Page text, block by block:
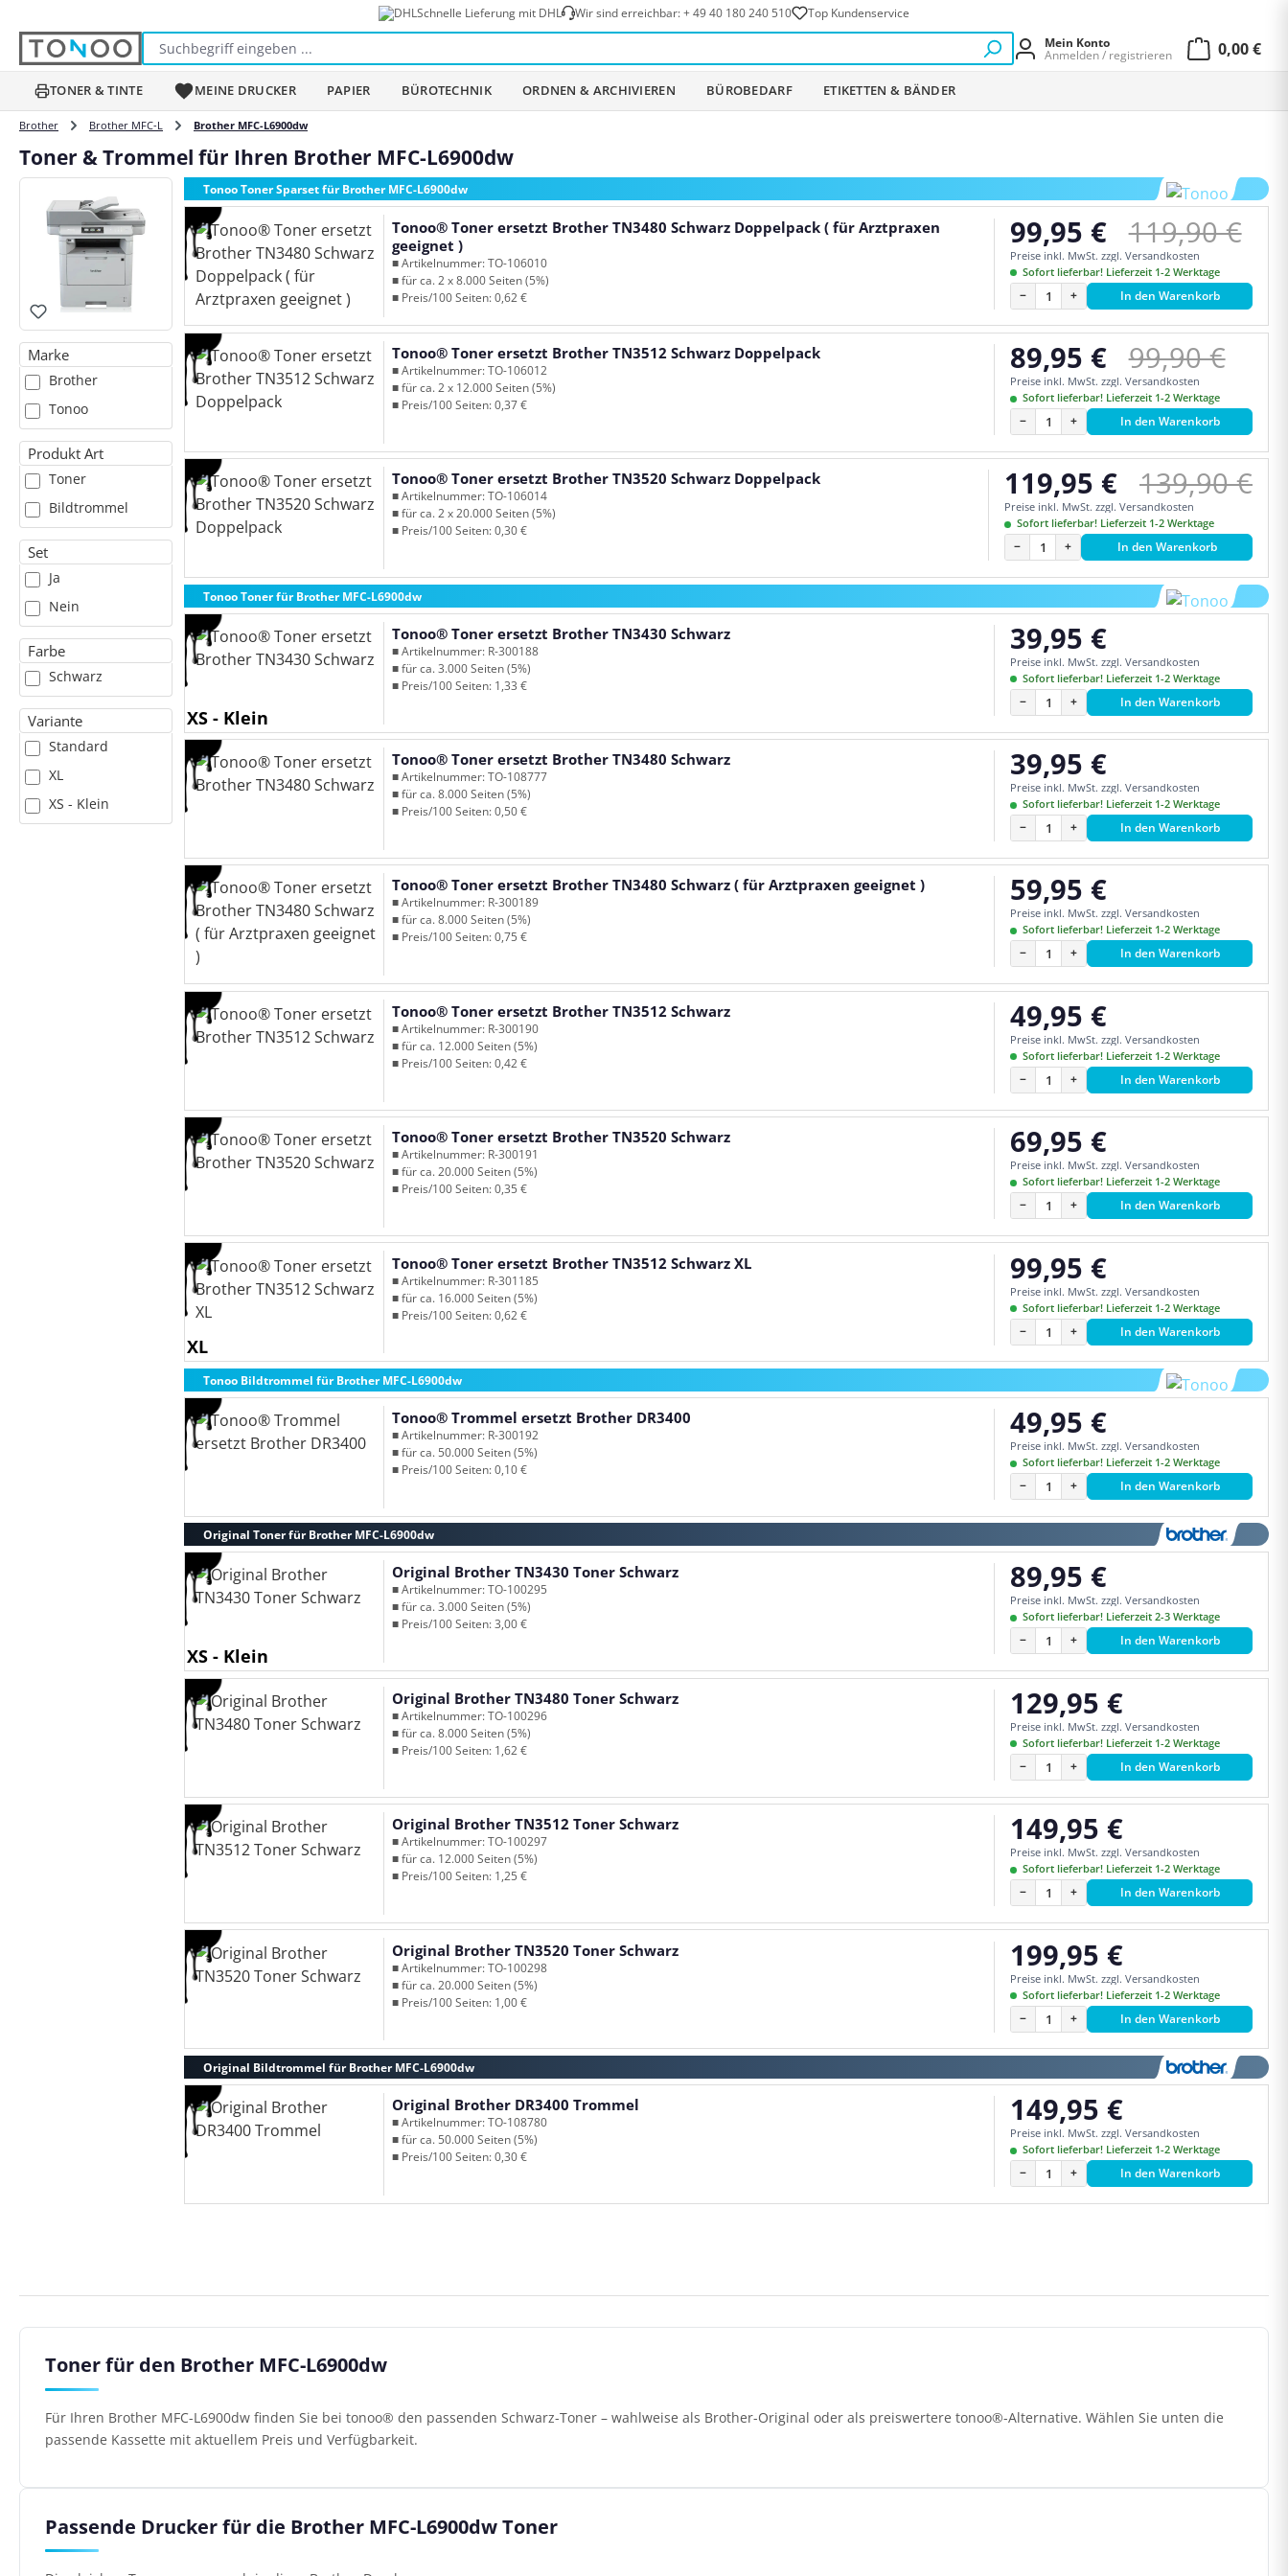
Schnelle Lieferung mit DHL Wir sind erreichbar:+ 49 40 180 240 510 Top Kundenservice
Mein Konto
Anmelden / registrieren
0,00 €
TONER & TINTE MEINE DRUCKER PAPIER BÜROTECHNIK ORDNEN & ARCHIVIEREN BÜROBEDARF ETIKETTEN & BÄNDER
Brother Brother MFC-L Brother MFC-L6900dw
Toner & Trommel für Ihren Brother MFC-L6900dw
Marke
Brother
Tonoo
Produkt Art
Toner
Bildtrommel
Set
Ja
Nein
Farbe
Schwarz
Variante
Standard
XL
XS - Klein
Tonoo Toner Sparset für Brother MFC-L6900dw
Tonoo® Toner ersetzt Brother TN3480 Schwarz Doppelpack ( für Arztpraxen
geeignet )
■ Artikelnummer: TO-106010
■ für ca. 2 x 8.000 Seiten (5%)
■ Preis/100 Seiten: 0,62 €
Verkaufspreis:
99,95 € Regulärer
119,90 €
Preise inkl. MwSt. zzgl. Versandkosten
Sofort lieferbar! Lieferzeit 1-2 Werktage
− + In den Warenkorb
Tonoo® Toner ersetzt Brother TN3512 Schwarz Doppelpack
■ Artikelnummer: TO-106012
■ für ca. 2 x 12.000 Seiten (5%)
■ Preis/100 Seiten: 0,37 €
Verkaufspreis:
89,95 € Regulärer
99,90 €
Preise inkl. MwSt. zzgl. Versandkosten
Sofort lieferbar! Lieferzeit 1-2 Werktage
− + In den Warenkorb
Tonoo® Toner ersetzt Brother TN3520 Schwarz Doppelpack
■ Artikelnummer: TO-106014
■ für ca. 2 x 20.000 Seiten (5%)
■ Preis/100 Seiten: 0,30 €
Verkaufspreis:
119,95 € Regulärer
139,90 €
Preise inkl. MwSt. zzgl. Versandkosten
Sofort lieferbar! Lieferzeit 1-2 Werktage
− + In den Warenkorb
Tonoo Toner für Brother MFC-L6900dw
XS - Klein
Tonoo® Toner ersetzt Brother TN3430 Schwarz
■ Artikelnummer: R-300188
■ für ca. 3.000 Seiten (5%)
■ Preis/100 Seiten: 1,33 €
Regulärer Preis:
39,95 €
Preise inkl. MwSt. zzgl. Versandkosten
Sofort lieferbar! Lieferzeit 1-2 Werktage
− + In den Warenkorb
Tonoo® Toner ersetzt Brother TN3480 Schwarz
■ Artikelnummer: TO-108777
■ für ca. 8.000 Seiten (5%)
■ Preis/100 Seiten: 0,50 €
Regulärer Preis:
39,95 €
Preise inkl. MwSt. zzgl. Versandkosten
Sofort lieferbar! Lieferzeit 1-2 Werktage
− + In den Warenkorb
Tonoo® Toner ersetzt Brother TN3480 Schwarz ( für Arztpraxen geeignet )
■ Artikelnummer: R-300189
■ für ca. 8.000 Seiten (5%)
■ Preis/100 Seiten: 0,75 €
Regulärer Preis:
59,95 €
Preise inkl. MwSt. zzgl. Versandkosten
Sofort lieferbar! Lieferzeit 1-2 Werktage
− + In den Warenkorb
Tonoo® Toner ersetzt Brother TN3512 Schwarz
■ Artikelnummer: R-300190
■ für ca. 12.000 Seiten (5%)
■ Preis/100 Seiten: 0,42 €
Regulärer Preis:
49,95 €
Preise inkl. MwSt. zzgl. Versandkosten
Sofort lieferbar! Lieferzeit 1-2 Werktage
− + In den Warenkorb
Tonoo® Toner ersetzt Brother TN3520 Schwarz
■ Artikelnummer: R-300191
■ für ca. 20.000 Seiten (5%)
■ Preis/100 Seiten: 0,35 €
Regulärer Preis:
69,95 €
Preise inkl. MwSt. zzgl. Versandkosten
Sofort lieferbar! Lieferzeit 1-2 Werktage
− + In den Warenkorb
XL
Tonoo® Toner ersetzt Brother TN3512 Schwarz XL
■ Artikelnummer: R-301185
■ für ca. 16.000 Seiten (5%)
■ Preis/100 Seiten: 0,62 €
Regulärer Preis:
99,95 €
Preise inkl. MwSt. zzgl. Versandkosten
Sofort lieferbar! Lieferzeit 1-2 Werktage
− + In den Warenkorb
Tonoo Bildtrommel für Brother MFC-L6900dw
Tonoo® Trommel ersetzt Brother DR3400
■ Artikelnummer: R-300192
■ für ca. 50.000 Seiten (5%)
■ Preis/100 Seiten: 0,10 €
Regulärer Preis:
49,95 €
Preise inkl. MwSt. zzgl. Versandkosten
Sofort lieferbar! Lieferzeit 1-2 Werktage
− + In den Warenkorb
Original Toner für Brother MFC-L6900dw
XS - Klein
Original Brother TN3430 Toner Schwarz
■ Artikelnummer: TO-100295
■ für ca. 3.000 Seiten (5%)
■ Preis/100 Seiten: 3,00 €
Regulärer Preis:
89,95 €
Preise inkl. MwSt. zzgl. Versandkosten
Sofort lieferbar! Lieferzeit 2-3 Werktage
− + In den Warenkorb
Original Brother TN3480 Toner Schwarz
■ Artikelnummer: TO-100296
■ für ca. 8.000 Seiten (5%)
■ Preis/100 Seiten: 1,62 €
Regulärer Preis:
129,95 €
Preise inkl. MwSt. zzgl. Versandkosten
Sofort lieferbar! Lieferzeit 1-2 Werktage
− + In den Warenkorb
Original Brother TN3512 Toner Schwarz
■ Artikelnummer: TO-100297
■ für ca. 12.000 Seiten (5%)
■ Preis/100 Seiten: 1,25 €
Regulärer Preis:
149,95 €
Preise inkl. MwSt. zzgl. Versandkosten
Sofort lieferbar! Lieferzeit 1-2 Werktage
− + In den Warenkorb
Original Brother TN3520 Toner Schwarz
■ Artikelnummer: TO-100298
■ für ca. 20.000 Seiten (5%)
■ Preis/100 Seiten: 1,00 €
Regulärer Preis:
199,95 €
Preise inkl. MwSt. zzgl. Versandkosten
Sofort lieferbar! Lieferzeit 1-2 Werktage
− + In den Warenkorb
Original Bildtrommel für Brother MFC-L6900dw
Original Brother DR3400 Trommel
■ Artikelnummer: TO-108780
■ für ca. 50.000 Seiten (5%)
■ Preis/100 Seiten: 0,30 €
Regulärer Preis:
149,95 €
Preise inkl. MwSt. zzgl. Versandkosten
Sofort lieferbar! Lieferzeit 1-2 Werktage
− + In den Warenkorb
Toner für den Brother MFC-L6900dw
Für Ihren Brother MFC-L6900dw finden Sie bei tonoo® den passenden Schwarz-Toner – wahlweise als Brother-Original oder als preiswertere tonoo®-Alternative. Wählen Sie unten die
passende Kassette mit aktuellem Preis und Verfügbarkeit.
Passende Drucker für die Brother MFC-L6900dw Toner